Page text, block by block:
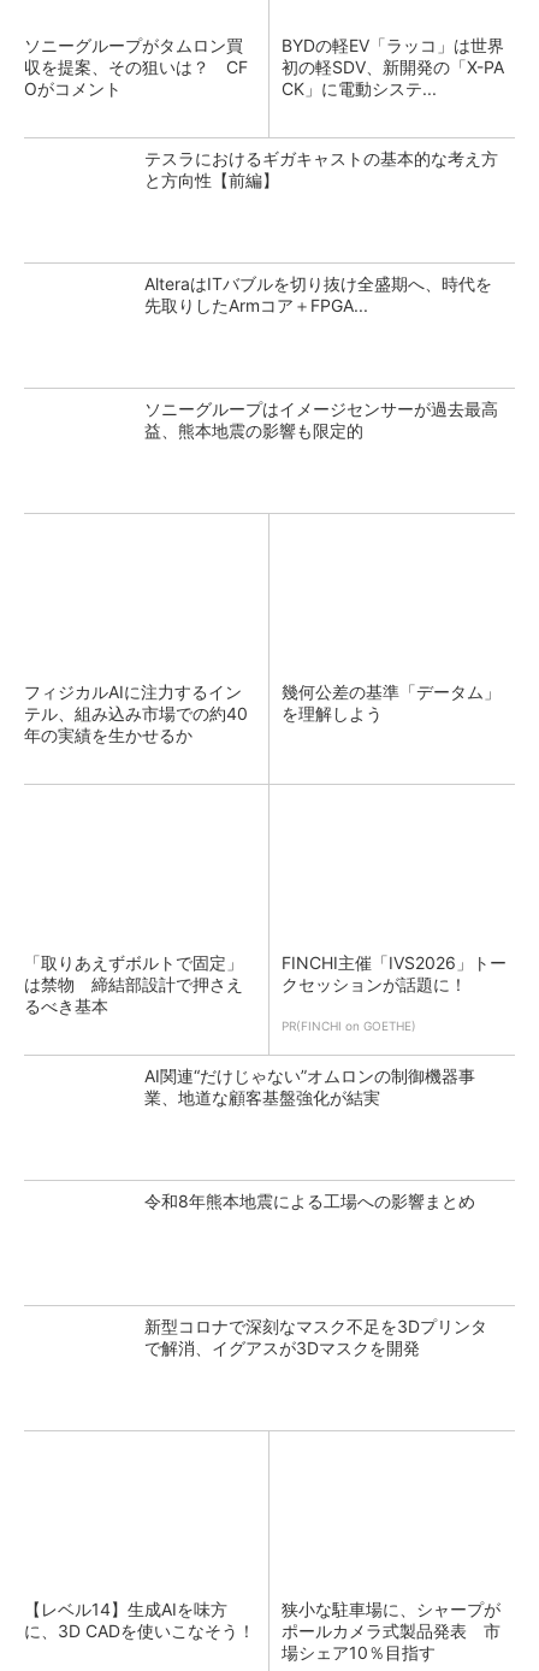
ソニーグループがタムロン買
収を提案、その狙いは？ CF
Oがコメント
BYDの軽EV「ラッコ」は世界
初の軽SDV、新開発の「X-PA
CK」に電動システ...
テスラにおけるギガキャストの基本的な考え方
と方向性【前編】
AlteraはITバブルを切り抜け全盛期へ、時代を
先取りしたArmコア＋FPGA...
ソニーグループはイメージセンサーが過去最高
益、熊本地震の影響も限定的
フィジカルAIに注力するイン
テル、組み込み市場での約40
年の実績を生かせるか
幾何公差の基準「データム」
を理解しよう
「取りあえずボルトで固定」
は禁物 締結部設計で押さえ
るべき基本
FINCHI主催「IVS2026」トー
クセッションが話題に！
PR(FINCHI on GOETHE)
AI関連“だけじゃない”オムロンの制御機器事
業、地道な顧客基盤強化が結実
令和8年熊本地震による工場への影響まとめ
新型コロナで深刻なマスク不足を3Dプリンタ
で解消、イグアスが3Dマスクを開発
【レベル14】生成AIを味方
に、3D CADを使いこなそう！
狭小な駐車場に、シャープが
ポールカメラ式製品発表 市
場シェア10％目指す